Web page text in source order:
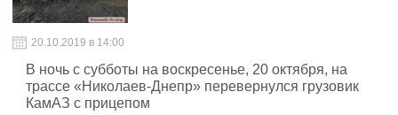
20.10.2019 в 14:00
В ночь с субботы на воскресенье, 20 октября, на
трассе «Николаев-Днепр» перевернулся грузовик
КамАЗ с прицепом